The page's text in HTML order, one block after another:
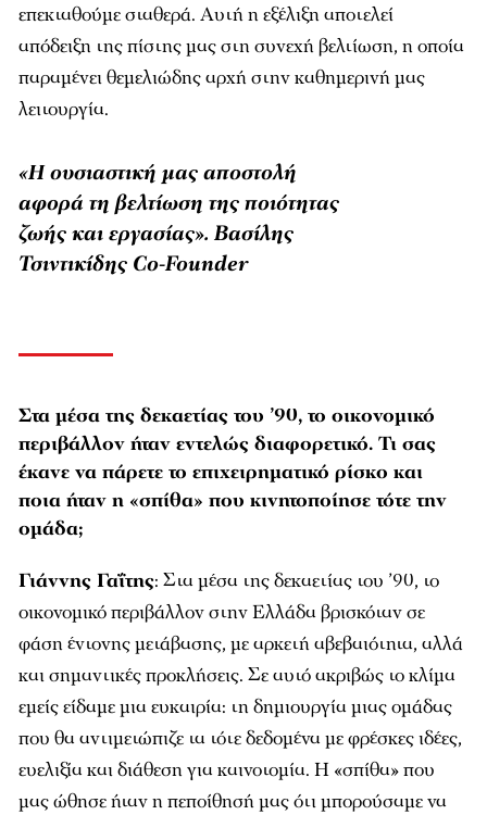
επεκταθούμε σταθερά. Αυτή η εξέλιξη αποτελεί
απόδειξη της πίστης μας στη συνεχή βελτίωση, η οποία
παραμένει θεμελιώδης αρχή στην καθημερινή μας
λειτουργία.
«Η ουσιαστική μας αποστολή
αφορά τη βελτίωση της ποιότητας
ζωής και εργασίας». Βασίλης
Τσιντικίδης Co-Founder
Στα μέσα της δεκαετίας του ’90, το οικονομικό
περιβάλλον ήταν εντελώς διαφορετικό. Τι σας
έκανε να πάρετε το επιχειρηματικό ρίσκο και
ποια ήταν η «σπίθα» που κινητοποίησε τότε την
ομάδα;
Γιάννης Γαΐτης: Στα μέσα της δεκαετίας του ’90, το
οικονομικό περιβάλλον στην Ελλάδα βρισκόταν σε
φάση έντονης μετάβασης, με αρκετή αβεβαιότητα, αλλά
και σημαντικές προκλήσεις. Σε αυτό ακριβώς το κλίμα
εμείς είδαμε μια ευκαιρία: τη δημιουργία μιας ομάδας
που θα αντιμετώπιζε τα τότε δεδομένα με φρέσκες ιδέες,
ευελιξία και διάθεση για καινοτομία. Η «σπίθα» που
μας ώθησε ήταν η πεποίθησή μας ότι μπορούσαμε να